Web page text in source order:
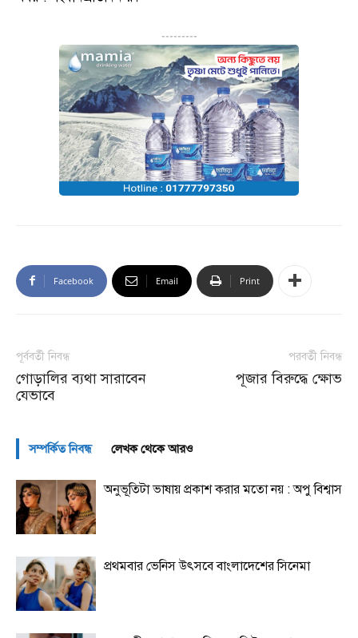
---------
Facebook Email Print
পূর্ববর্তী নিবন্ধ
গোড়ালির ব্যথা সারাবেন
যেভাবে
পরবর্তী নিবন্ধ
পূজার বিরুদ্ধে ক্ষোভ
সম্পর্কিত নিবন্ধ লেখক থেকে আরও
অনুভূতিটা ভাষায় প্রকাশ করার মতো নয় : অপু বিশ্বাস
প্রথমবার ভেনিস উৎসবে বাংলাদেশের সিনেমা